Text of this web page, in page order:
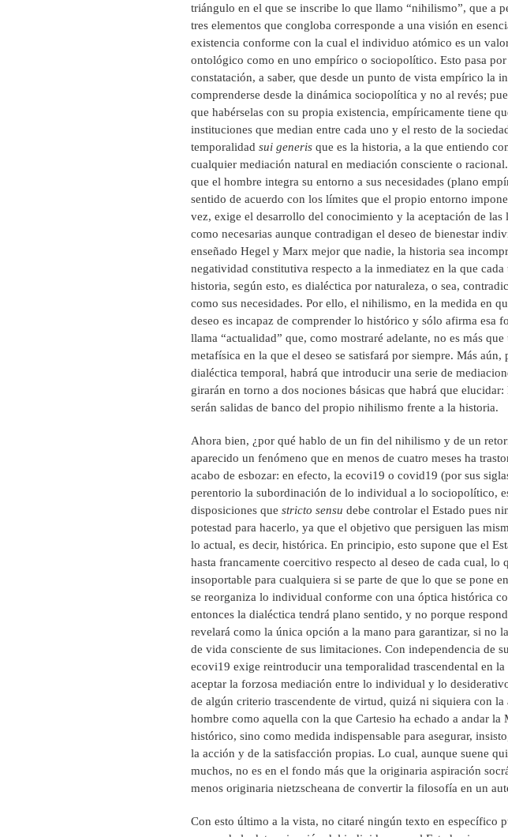
triángulo en el que se inscribe lo que llamo “nihilismo”, que a
tres elementos que congloba corresponde a una visión en
existencia conforme con la cual el individuo atómico es un
ontológico como en uno empírico o sociopolítico. Esto pasa por
constatación, a saber, que desde un punto de vista empírico la
comprenderse desde la dinámica sociopolítica y no al revés;
que habérselas con su propia existencia, empíricamente tiene
instituciones que median entre cada uno y el resto de la
temporalidad sui generis que es la historia, a la que entiendo
cualquier mediación natural en mediación consciente o
que el hombre integra su entorno a sus necesidades (plano
sentido de acuerdo con los límites que el propio entorno
vez, exige el desarrollo del conocimiento y la aceptación de
como necesarias aunque contradigan el deseo de bienestar
enseñado Hegel y Marx mejor que nadie, la historia sea
negatividad constitutiva respecto a la inmediatez en la que
historia, según esto, es dialéctica por naturaleza, o sea,
como sus necesidades. Por ello, el nihilismo, en la medida en
deseo es incapaz de comprender lo histórico y sólo afirma esa
llama “actualidad” que, como mostraré adelante, no es más
metafísica en la que el deseo se satisfará por siempre. Más
dialéctica temporal, habrá que introducir una serie de
girarán en torno a dos nociones básicas que habrá que
serán salidas de banco del propio nihilismo frente a la historia.
Ahora bien, ¿por qué hablo de un fin del nihilismo y de un
aparecido un fenómeno que en menos de cuatro meses ha
acabo de esbozar: en efecto, la ecovi19 o covid19 (por sus
perentorio la subordinación de lo individual a lo sociopolítico,
disposiciones que stricto sensu debe controlar el Estado pues
potestad para hacerlo, ya que el objetivo que persiguen las
lo actual, es decir, histórica. En principio, esto supone que el
hasta francamente coercitivo respecto al deseo de cada cual, lo
insoportable para cualquiera si se parte de que lo que se pone
se reorganiza lo individual conforme con una óptica histórica
entonces la dialéctica tendrá plano sentido, y no porque
revelará como la única opción a la mano para garantizar, si no
de vida consciente de sus limitaciones. Con independencia de
ecovi19 exige reintroducir una temporalidad trascendental en
aceptar la forzosa mediación entre lo individual y lo
de algún criterio trascendente de virtud, quizá ni siquiera con
hombre como aquella con la que Cartesio ha echado a andar
histórico, sino como medida indispensable para asegurar,
la acción y de la satisfacción propias. Lo cual, aunque suene
muchos, no es en el fondo más que la originaria aspiración
menos originaria nietzscheana de convertir la filosofía en un
Con esto último a la vista, no citaré ningún texto en específico